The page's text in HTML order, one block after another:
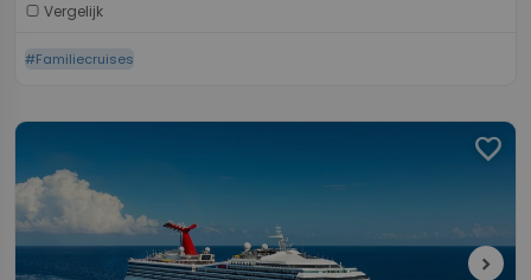
Vergelijk
#Familiecruises
favorite
chevron_right